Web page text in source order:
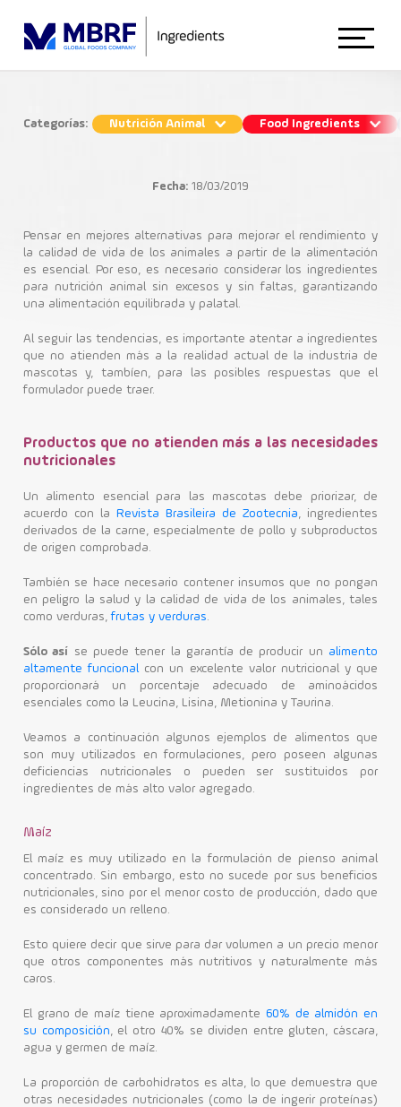
Animal Nutrition
Food Ingredients
Blog
Contacto
nutrición de mascotas?
Nutrición Animal
Petfood Ingredientes Nutricionales
Categorías: Nutrición Animal Food Ingredients
Fecha: 18/03/2019
Pensar en mejores alternativas para mejorar el rendimiento y
la calidad de vida de los animales a partir de la alimentación
es esencial. Por eso, es necesario considerar los ingredientes
para nutrición animal sin excesos y sin faltas, garantizando
una alimentación equilibrada y palatal.
Al seguir las tendencias, es importante atentar a ingredientes
que no atienden más a la realidad actual de la industria de
mascotas y, tambíen, para las posibles respuestas que el
formulador puede traer.
Productos que no atienden más a las necesidades
nutricionales
Un alimento esencial para las mascotas debe priorizar, de
acuerdo con la Revista Brasileira de Zootecnia, ingredientes
derivados de la carne, especialmente de pollo y subproductos
de origen comprobada.
También se hace necesario contener insumos que no pongan
en peligro la salud y la calidad de vida de los animales, tales
como verduras,frutas y verduras.
Sólo así se puede tener la garantía de producir un alimento
altamente funcionalcon un excelente valor nutricional y que
proporcionará un porcentaje adecuado de aminoácidos
esenciales como la Leucina, Lisina, Metionina y Taurina.
Veamos a continuación algunos ejemplos de alimentos que
son muy utilizados en formulaciones, pero poseen algunas
deficiencias nutricionales o pueden ser sustituidos por
ingredientes de más alto valor agregado.
Maíz
El maíz es muy utilizado en la formulación de pienso animal
concentrado. Sin embargo, esto no sucede por sus beneficios
nutricionales, sino por el menor costo de producción, dado que
es considerado un relleno.
Esto quiere decir que sirve para dar volumen a un precio menor
que otros componentes más nutritivos y naturalmente más
caros.
El grano de maíz tiene aproximadamente 60% de almidón en
su composición, el otro 40% se dividen entre gluten, cáscara,
agua y germen de maíz.
La proporción de carbohidratos es alta, lo que demuestra que
otras necesidades nutricionales (como la de ingerir proteínas)